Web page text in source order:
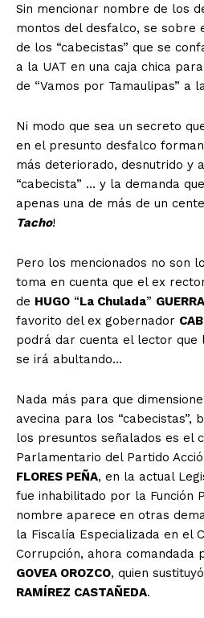
Sin mencionar nombre de los
montos del desfalco, se sobre
de los “cabecistas” que se
a la UAT en una caja chica
de “Vamos por Tamaulipas” a
Ni modo que sea un secreto
en el presunto desfalco
más deteriorado, desnutrido y
“cabecista” … y la demanda
apenas una de más de un
Tacho!
Pero los mencionados no son
toma en cuenta que el ex
de HUGO “La Chulada”
favorito del ex gobernador
podrá dar cuenta el lector que
se irá abultando…
Nada más para que
avecina para los “cabecistas”,
los presuntos señalados es el
Parlamentario del Partido
FLORES PEÑA, en la actual
fue inhabilitado por la Función
nombre aparece en otras
la Fiscalía Especializada en el
Corrupción, ahora comandada
GOVEA OROZCO, quien
RAMÍREZ CASTAÑEDA.